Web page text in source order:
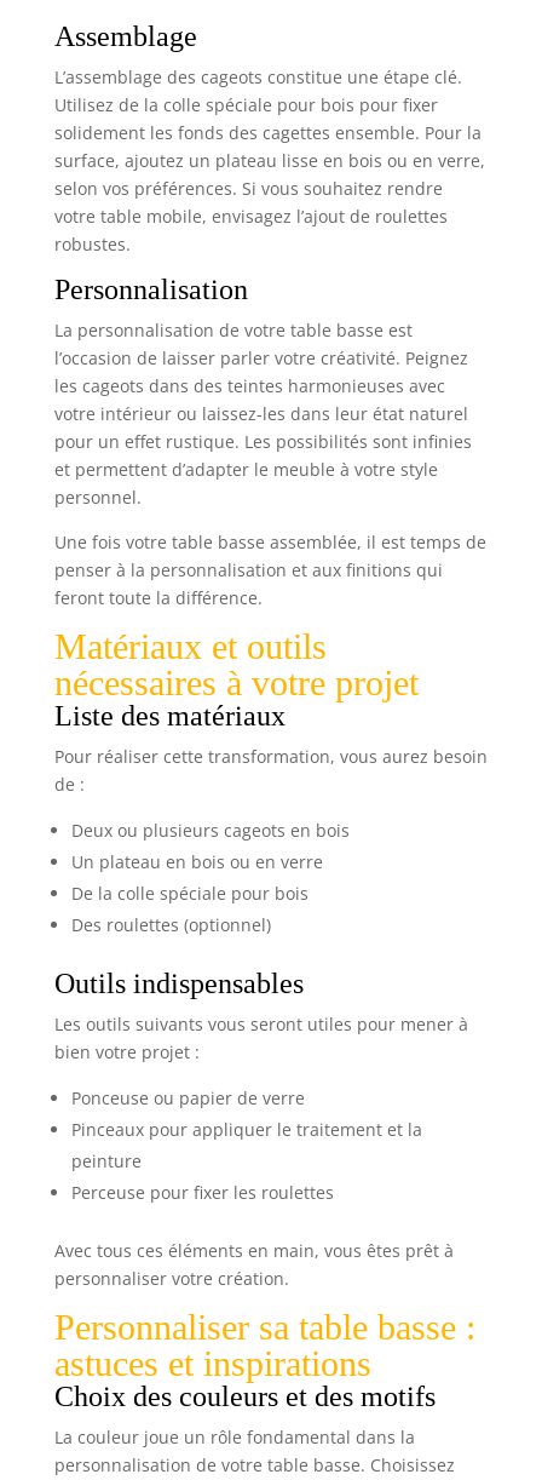
Assemblage
L’assemblage des cageots constitue une étape clé.
Utilisez de la colle spéciale pour bois pour fixer
solidement les fonds des cagettes ensemble. Pour la
surface, ajoutez un plateau lisse en bois ou en verre,
selon vos préférences. Si vous souhaitez rendre
votre table mobile, envisagez l’ajout de roulettes
robustes.
Personnalisation
La personnalisation de votre table basse est
l’occasion de laisser parler votre créativité. Peignez
les cageots dans des teintes harmonieuses avec
votre intérieur ou laissez-les dans leur état naturel
pour un effet rustique. Les possibilités sont infinies
et permettent d’adapter le meuble à votre style
personnel.
Une fois votre table basse assemblée, il est temps de
penser à la personnalisation et aux finitions qui
feront toute la différence.
Matériaux et outils
nécessaires à votre projet
Liste des matériaux
Pour réaliser cette transformation, vous aurez besoin
de :
Deux ou plusieurs cageots en bois
Un plateau en bois ou en verre
De la colle spéciale pour bois
Des roulettes (optionnel)
Outils indispensables
Les outils suivants vous seront utiles pour mener à
bien votre projet :
Ponceuse ou papier de verre
Pinceaux pour appliquer le traitement et la
peinture
Perceuse pour fixer les roulettes
Avec tous ces éléments en main, vous êtes prêt à
personnaliser votre création.
Personnaliser sa table basse :
astuces et inspirations
Choix des couleurs et des motifs
La couleur joue un rôle fondamental dans la
personnalisation de votre table basse. Choisissez